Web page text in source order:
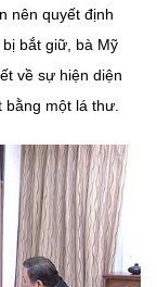
nên quyết định
bắt giữ, bà Mỹ
về sự hiện diện
bằng một lá thư.